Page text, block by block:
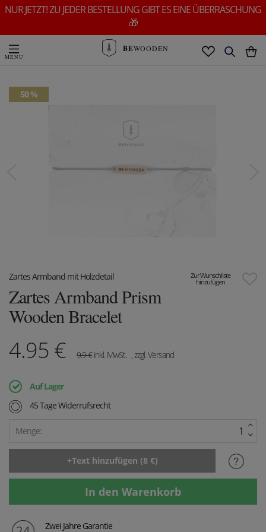
NUR JETZT! ZU JEDER BESTELLUNG GIBT ES EINE ÜBERRASCHUNG
🎁
BEWOODEN
50 %
Zur Wunschliste
hinzufügen
Zartes Armband mit Holzdetail
Zartes Armband Prism
Wooden Bracelet
4.95 € 9.9€inkl. MwSt. , zzgl. Versand
Auf Lager
45 Tage Widerrufsrecht
Menge:
Zwei Jahre Garantie